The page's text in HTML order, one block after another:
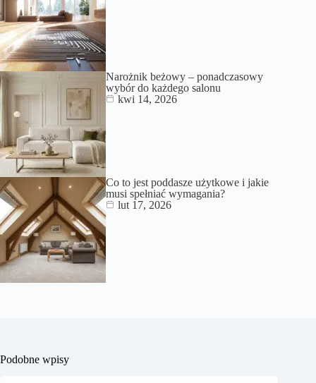
Narożnik beżowy – ponadczasowy
wybór do każdego salonu
kwi 14, 2026
Co to jest poddasze użytkowe i jakie
musi spełniać wymagania?
lut 17, 2026
Podobne wpisy